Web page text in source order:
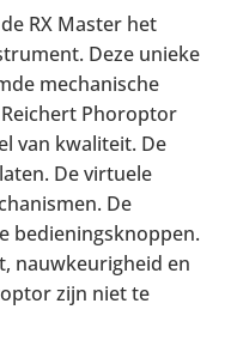
RX Master het
Deze unieke
mechanische
Phoroptor
van kwaliteit. De
De virtuele
De
bedieningsknoppen.
nauwkeurigheid en
zijn niet te